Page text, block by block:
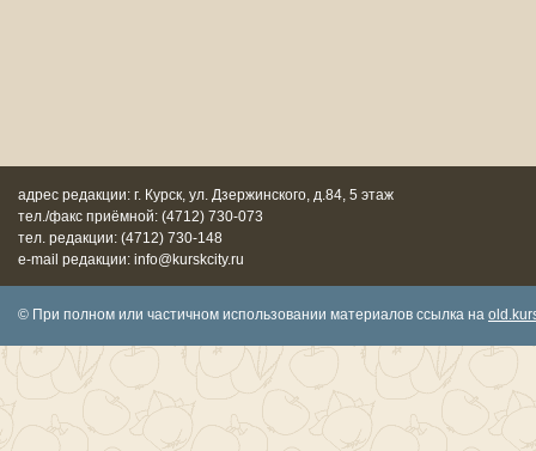
адрес редакции: г. Курск, ул. Дзержинского, д.84, 5 этаж
тел./факс приёмной: (4712) 730-073
тел. редакции: (4712) 730-148
e-mail редакции: info@kurskcity.ru
© При полном или частичном использовании материалов ссылка на